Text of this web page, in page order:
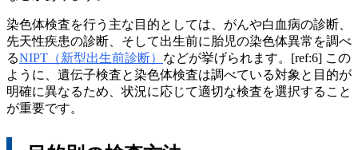
染色体検査を行う主な目的としては、がんや白血病の診断、
先天性疾患の診断、そして出生前に胎児の染色体異常を調べ
るNIPT（新型出生前診断） などが挙げられます。[ref:6] この
ように、遺伝子検査と染色体検査は調べている対象と目的が
明確に異なるため、状況に応じて適切な検査を選択すること
が重要です。